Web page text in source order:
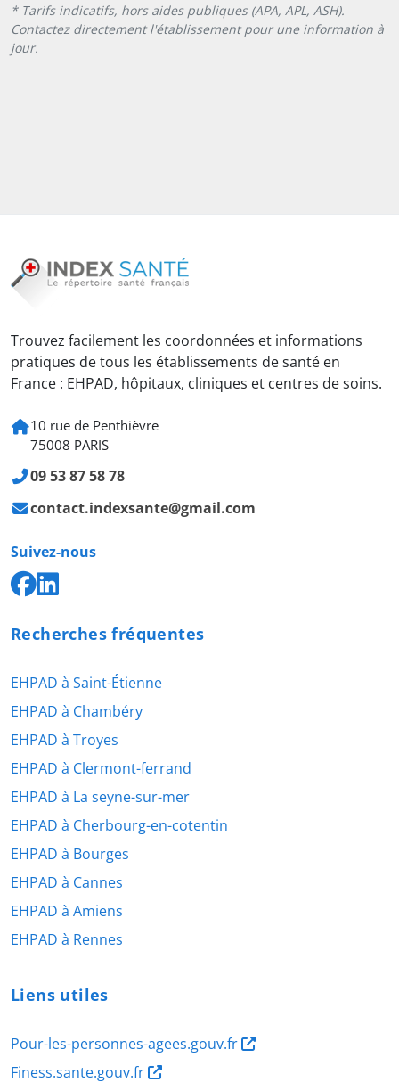
* Tarifs indicatifs, hors aides publiques (APA, APL, ASH).
Contactez directement l'établissement pour une information à
jour.
Trouvez facilement les coordonnées et informations
pratiques de tous les établissements de santé en
France : EHPAD, hôpitaux, cliniques et centres de soins.
10 rue de Penthièvre
75008 PARIS
09 53 87 58 78
contact.indexsante@gmail.com
Suivez-nous
Recherches fréquentes
EHPAD à Saint-Étienne
EHPAD à Chambéry
EHPAD à Troyes
EHPAD à Clermont-ferrand
EHPAD à La seyne-sur-mer
EHPAD à Cherbourg-en-cotentin
EHPAD à Bourges
EHPAD à Cannes
EHPAD à Amiens
EHPAD à Rennes
Liens utiles
Pour-les-personnes-agees.gouv.fr
Finess.sante.gouv.fr